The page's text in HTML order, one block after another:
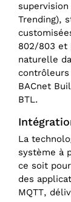
Trending),
802/803 et
naturelle
BACnet
BTL.
La
système à
ce soit
des
MQTT,